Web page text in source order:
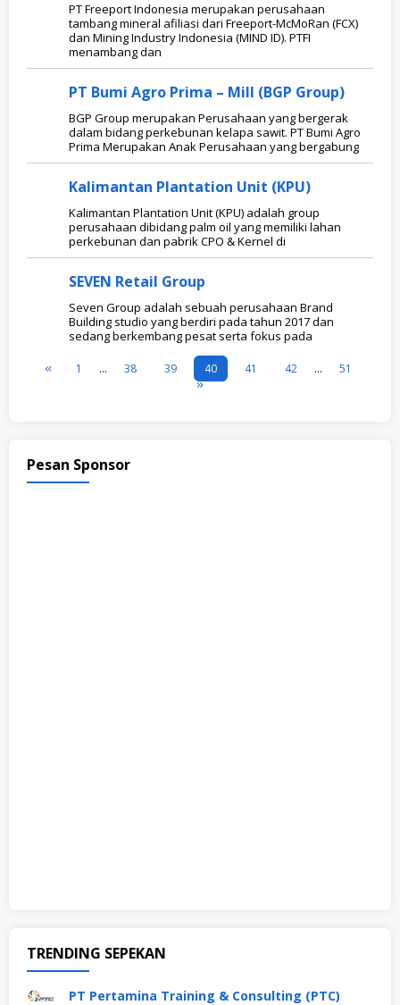
PT Freeport Indonesia merupakan perusahaan
tambang mineral afiliasi dari Freeport-McMoRan (FCX)
dan Mining Industry Indonesia (MIND ID). PTFI
menambang dan
PT Bumi Agro Prima – Mill (BGP Group)
BGP Group merupakan Perusahaan yang bergerak
dalam bidang perkebunan kelapa sawit. PT Bumi Agro
Prima Merupakan Anak Perusahaan yang bergabung
Kalimantan Plantation Unit (KPU)
Kalimantan Plantation Unit (KPU) adalah group
perusahaan dibidang palm oil yang memiliki lahan
perkebunan dan pabrik CPO & Kernel di
SEVEN Retail Group
Seven Group adalah sebuah perusahaan Brand
Building studio yang berdiri pada tahun 2017 dan
sedang berkembang pesat serta fokus pada
1 … 38 39 40 41 42 … 51
Pesan Sponsor
TRENDING SEPEKAN
PT Pertamina Training & Consulting (PTC)